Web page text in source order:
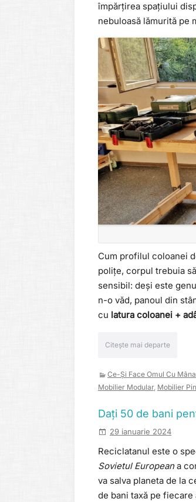
împărțirea spațiului
nebuloasă lămurită pe
Cum profilul coloanei
polițe, corpul trebuia
sensibil: deși este
n-o văd, panoul din
cu latura coloanei +
Citește mai departe
Ce-Și Face Omul Cu
Mobilier Modular Mobilier Pin
Dați 50 de bani
29 ianuarie 2024
Reciclatanul este o
Sovietul Europeana
va salva planeta de la
de bani taxă pe